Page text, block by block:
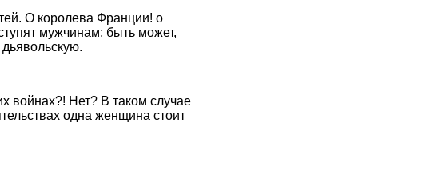
О королева Франции! о
мужчинам; быть может,
дьявольскую.
войнах?! Нет? В таком случае
одна женщина стоит